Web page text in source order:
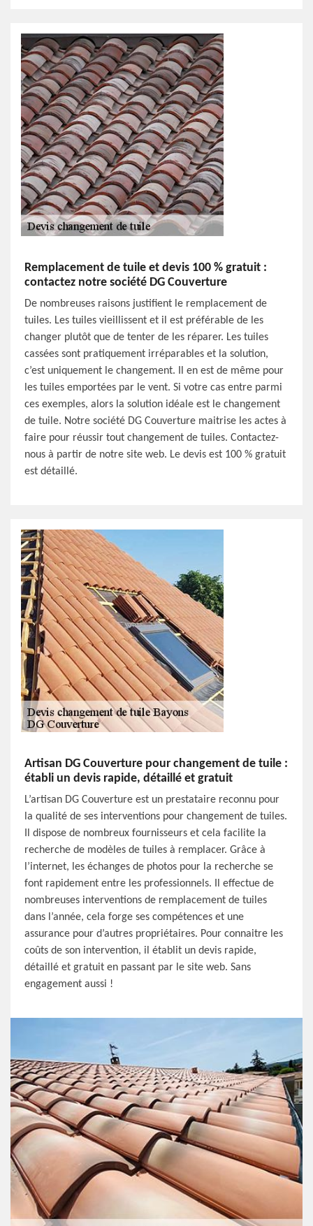
Remplacement de tuile et devis 100 % gratuit :
contactez notre société DG Couverture
De nombreuses raisons justifient le remplacement de
tuiles. Les tuiles vieillissent et il est préférable de les
changer plutôt que de tenter de les réparer. Les tuiles
cassées sont pratiquement irréparables et la solution,
c’est uniquement le changement. Il en est de même pour
les tuiles emportées par le vent. Si votre cas entre parmi
ces exemples, alors la solution idéale est le changement
de tuile. Notre société DG Couverture maitrise les actes à
faire pour réussir tout changement de tuiles. Contactez-
nous à partir de notre site web. Le devis est 100 % gratuit
est détaillé.
Artisan DG Couverture pour changement de tuile :
établi un devis rapide, détaillé et gratuit
L’artisan DG Couverture est un prestataire reconnu pour
la qualité de ses interventions pour changement de tuiles.
Il dispose de nombreux fournisseurs et cela facilite la
recherche de modèles de tuiles à remplacer. Grâce à
l’internet, les échanges de photos pour la recherche se
font rapidement entre les professionnels. Il effectue de
nombreuses interventions de remplacement de tuiles
dans l’année, cela forge ses compétences et une
assurance pour d’autres propriétaires. Pour connaitre les
coûts de son intervention, il établit un devis rapide,
détaillé et gratuit en passant par le site web. Sans
engagement aussi !